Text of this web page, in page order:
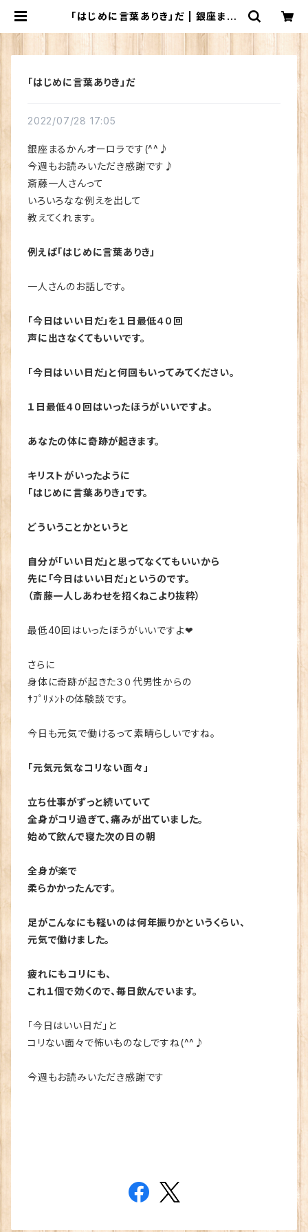
「はじめに言葉ありき」だ | 銀座まる
「はじめに言葉ありき」だ
2022/07/28 17:05
銀座まるかんオーロラです(^^♪
今週もお読みいただき感謝です♪
斎藤一人さんって
いろいろなな例えを出して
教えてくれます。
例えば「はじめに言葉ありき」
一人さんのお話しです。
「今日はいい日だ」を１日最低４０回
声に出さなくてもいいです。
「今日はいい日だ」と何回もいってみてください。
１日最低４０回はいったほうがいいですよ。
あなたの体に奇跡が起きます。
キリストがいったように
「はじめに言葉ありき」です。
どういうことかというと
自分が「いい日だ」と思ってなくてもいいから
先に「今日はいい日だ」というのです。
（斎藤一人 しあわせを招くねこより抜粋）
最低40回はいったほうがいいですよ❤
さらに
身体に奇跡が起きた３０代男性からの
ｻﾌﾟﾘﾒﾝﾄの体験談です。
今日も元気で働けるって素晴らしいですね。
「元気元気なコリない面々」
立ち仕事がずっと続いていて
全身がコリ過ぎて、痛みが出ていました。
始めて飲んで寝た次の日の朝
全身が楽で
柔らかかったんです。
足がこんなにも軽いのは何年振りかというくらい、
元気で働けました。
疲れにもコリにも、
これ１個で効くので、毎日飲んでいます。
「今日はいい日だ」と
コリない面々で怖いものなしですね(^^♪
今週もお読みいただき感謝です